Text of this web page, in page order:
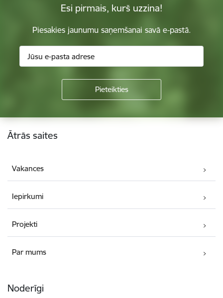
Esi pirmais, kurš uzzina!
Piesakies jaunumu saņemšanai savā e-pastā.
Kājene
Ātrās saites
Vakances
Iepirkumi
Projekti
Par mums
Noderīgi